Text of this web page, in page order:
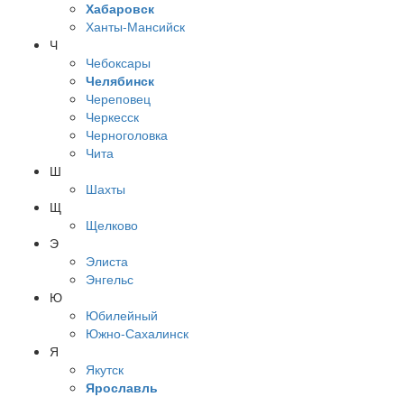
Хабаровск
Ханты-Мансийск
Ч
Чебоксары
Челябинск
Череповец
Черкесск
Черноголовка
Чита
Ш
Шахты
Щ
Щелково
Э
Элиста
Энгельс
Ю
Юбилейный
Южно-Сахалинск
Я
Якутск
Ярославль